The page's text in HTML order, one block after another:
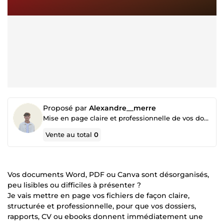
Proposé par Alexandre__merre
Mise en page claire et professionnelle de vos documents
Vente au total0
Vos documents Word, PDF ou Canva sont désorganisés,
peu lisibles ou difficiles à présenter ?
Je vais mettre en page vos fichiers de façon claire,
structurée et professionnelle, pour que vos dossiers,
rapports, CV ou ebooks donnent immédiatement une